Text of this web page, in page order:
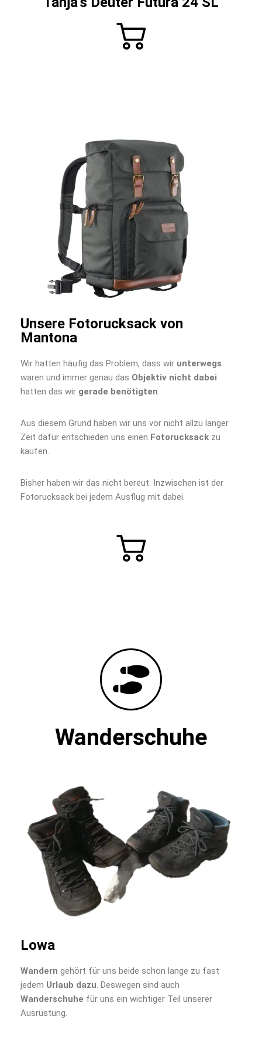
Unsere Fotorucksack von
Mantona
Wir hatten häufig das Problem, dass wir unterwegs
waren und immer genau das Objektiv nicht dabei
hatten das wir gerade benötigten.
Aus diesem Grund haben wir uns vor nicht allzu langer
Zeit dafür entschieden uns einen Fotorucksack zu
kaufen.
Bisher haben wir das nicht bereut. Inzwischen ist der
Fotorucksack bei jedem Ausflug mit dabei.
Wanderschuhe
Lowa
Wandern gehört für uns beide schon lange zu fast
jedem Urlaub dazu . Deswegen sind auch
Wanderschuhe für uns ein wichtiger Teil unserer
Ausrüstung.